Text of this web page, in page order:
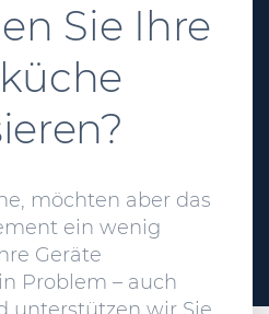
Sie Ihre
möchten aber das
ein wenig
Geräte
Problem – auch